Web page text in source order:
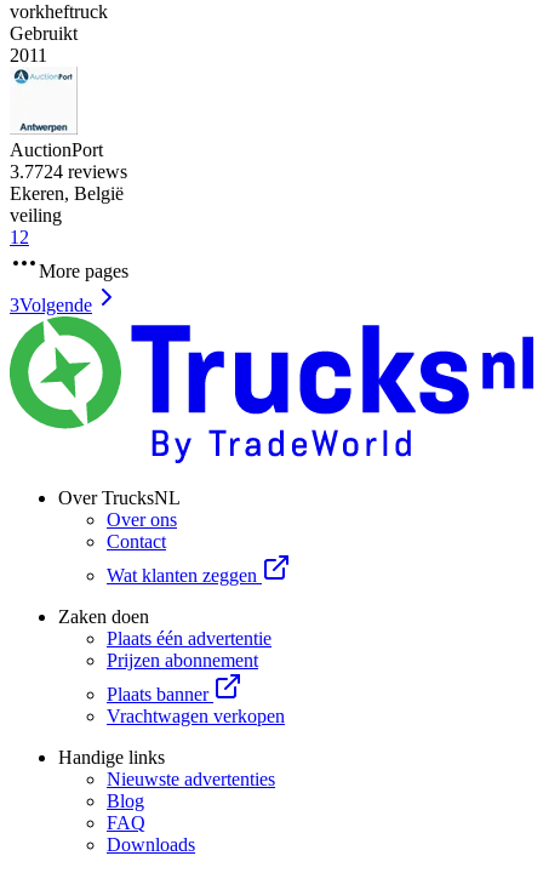
vorkheftruck
Gebruikt
2011
AuctionPort
3.7724 reviews
Ekeren, België
veiling
1 2
More pages
3Volgende
Over TrucksNL
Over ons
Contact
Wat klanten zeggen
Zaken doen
Plaats één advertentie
Prijzen abonnement
Plaats banner
Vrachtwagen verkopen
Handige links
Nieuwste advertenties
Blog
FAQ
Downloads